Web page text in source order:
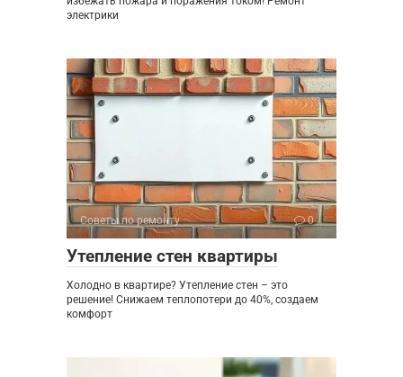
электрики
Советы по ремонту 0
Утепление стен квартиры
Холодно в квартире? Утепление стен – это
решение! Снижаем теплопотери до 40%, создаем
комфорт